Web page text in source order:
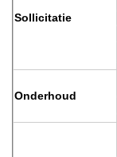
Sollicitatie
Onderhoud